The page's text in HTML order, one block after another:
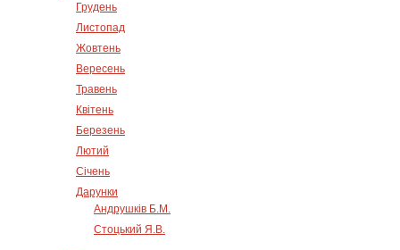
Грудень
Листопад
Жовтень
Вересень
Травень
Квітень
Березень
Лютий
Січень
Дарунки
Андрушків Б.М.
Стоцький Я.В.